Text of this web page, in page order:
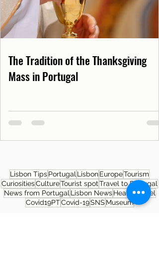
The Tradition of the Thanksgiving
Mass in Portugal
Lisbon TipsPortugal LisbonEuropeTourism
CuriositiesCultureTourist spotTravel to Portugal
News from Portugal Lisbon News HealthTravel
Covid19PTCovid-19SNS Museum